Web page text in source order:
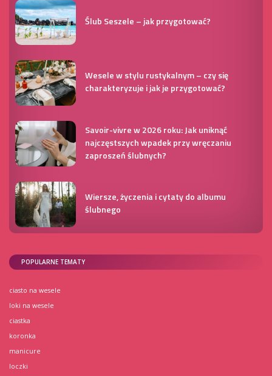
Ślub Seszele – jak przygotować?
Wesele w stylu rustykalnym – czy się
charakteryzuje i jak je przygotować?
Savoir-vivre w 2026 roku: Jak uniknąć
najczęstszych wpadek przy wręczaniu
zaproszeń ślubnych?
Wiersze, życzenia i cytaty do albumu
ślubnego
POPULARNE TEMATY
ciasto na wesele
loki na wesele
ciastka
koronka
manicure
loczki